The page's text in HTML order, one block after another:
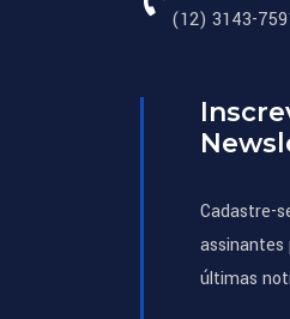
(12) 3143-
Cadastre-
assinantes
últimas